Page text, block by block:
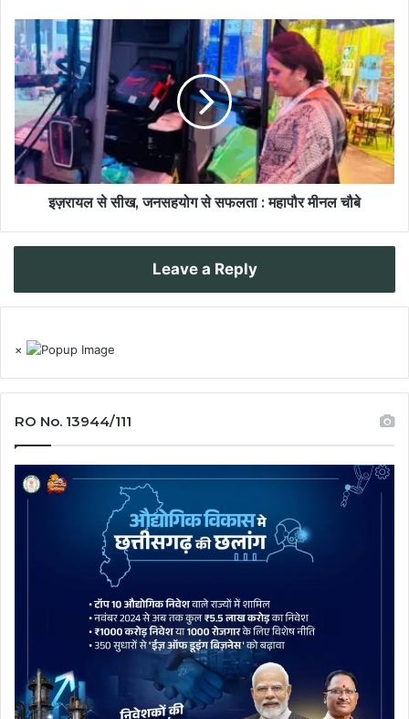
इज़रायल से सीख, जनसहयोग से सफलता : महापौर मीनल चौबे
Leave a Reply
×
RO No. 13944/111